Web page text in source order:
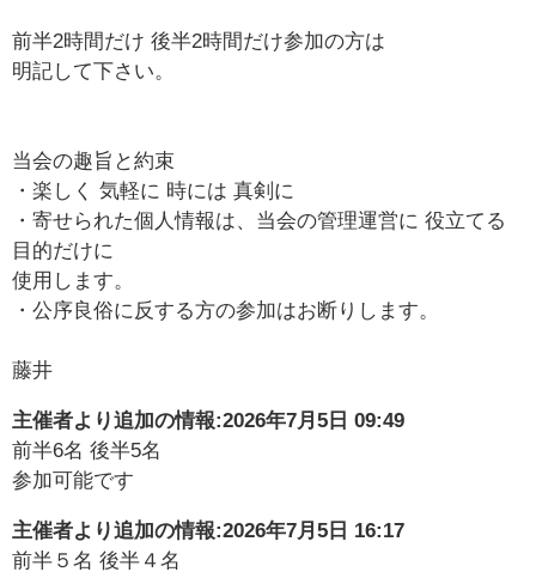
前半2時間だけ 後半2時間だけ参加の方は
明記して下さい。
当会の趣旨と約束
・楽しく 気軽に 時には 真剣に
・寄せられた個人情報は、当会の管理運営に 役立てる
目的だけに
使用します。
・公序良俗に反する方の参加はお断りします。
藤井
主催者より追加の情報:2026年7月5日 09:49
前半6名 後半5名
参加可能です
主催者より追加の情報:2026年7月5日 16:17
前半５名 後半４名